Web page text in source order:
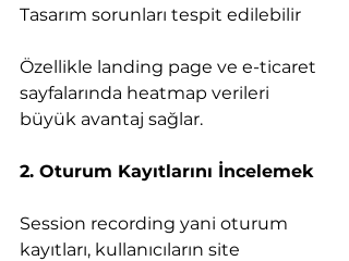
Tasarım sorunları tespit edilebilir
Özellikle landing page ve e-ticaret
sayfalarında heatmap verileri
büyük avantaj sağlar.
2. Oturum Kayıtlarını İncelemek
Session recording yani oturum
kayıtları, kullanıcıların site